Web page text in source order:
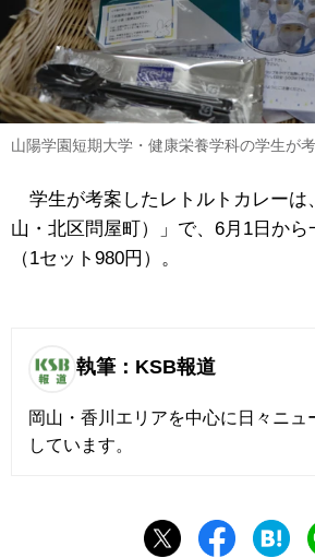
山陽学園短期大学・健康栄養学科の学生が
学生が考案したレトルトカレーは
山・北区問屋町）」で、6月1日か
（1セット980円）。
執筆：KSB報道
岡山・香川エリアを中心に日々ニュ
しています。